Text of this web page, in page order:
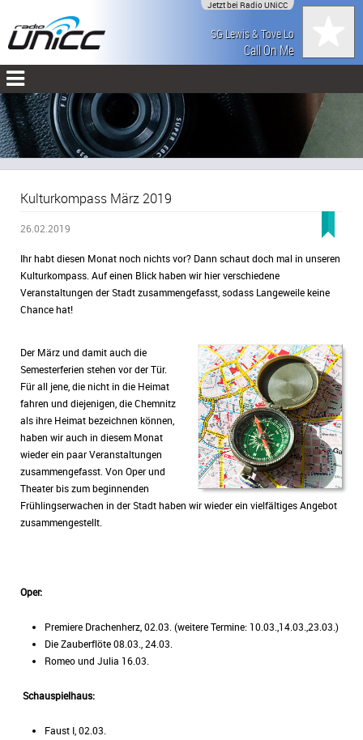
Jetzt bei Radio UNiCC
SG Lewis & Tove Lo
Call On Me
Kulturkompass März 2019
26.02.2019
Ihr habt diesen Monat noch nichts vor? Dann schaut doch mal in unseren
Kulturkompass. Auf einen Blick haben wir hier verschiedene
Veranstaltungen der Stadt zusammengefasst, sodass Langeweile keine
Chance hat!
Der März und damit auch die
Semesterferien stehen vor der Tür.
Für all jene, die nicht in die Heimat
fahren und diejenigen, die Chemnitz
als ihre Heimat bezeichnen können,
haben wir auch in diesem Monat
wieder ein paar Veranstaltungen
zusammengefasst. Von Oper und
Theater bis zum beginnenden
Frühlingserwachen in der Stadt haben wir wieder ein vielfältiges Angebot
zusammengestellt.
Oper:
Premiere Drachenherz, 02.03. (weitere Termine: 10.03.,14.03.,23.03.)
Die Zauberflöte 08.03., 24.03.
Romeo und Julia 16.03.
Schauspielhaus:
Faust I, 02.03.